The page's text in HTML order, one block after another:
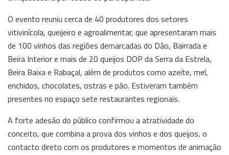
O evento reuniu cerca de 40 produtores dos setores
vitivinícola, queijeiro e agroalimentar, que apresentaram mais
de 100 vinhos das regiões demarcadas do Dão, Bairrada e
Beira Interior e mais de 20 queijos DOP da Serra da Estrela,
Beira Baixa e Rabaçal, além de produtos como azeite, mel,
enchidos, chocolates, ostras e pão. Estiveram também
presentes no espaço sete restaurantes regionais.
A forte adesão do público confirmou a atratividade do
conceito, que combina a prova dos vinhos e dos queijos, o
contacto direto com os produtores e momentos de animação